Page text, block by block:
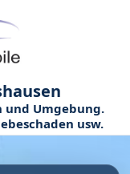
und Umgebung.
usw.